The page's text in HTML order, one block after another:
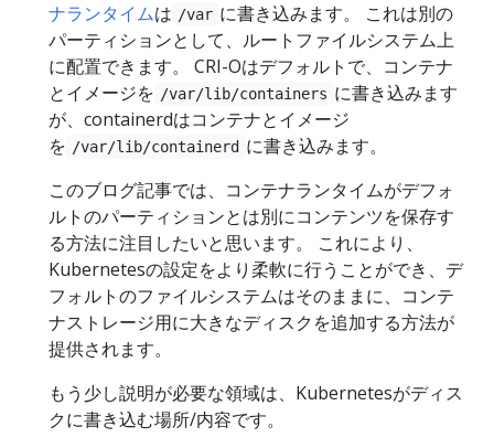
ナランタイムは /var に書き込みます。 これは別の
パーティションとして、ルートファイルシステム上
に配置できます。 CRI-Oはデフォルトで、コンテナ
とイメージを /var/lib/containers に書き込みます
が、containerdはコンテナとイメージ
を /var/lib/containerd に書き込みます。
このブログ記事では、コンテナランタイムがデフォ
ルトのパーティションとは別にコンテンツを保存す
る方法に注目したいと思います。 これにより、
Kubernetesの設定をより柔軟に行うことができ、デ
フォルトのファイルシステムはそのままに、コンテ
ナストレージ用に大きなディスクを追加する方法が
提供されます。
もう少し説明が必要な領域は、Kubernetesがディス
クに書き込む場所/内容です。